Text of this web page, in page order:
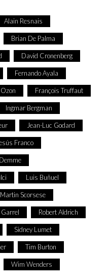
Alain Resnais
Brian De Palma
David Cronenberg
Fernando Ayala
François Truffaut
Ingmar Bergman
Jean-Luc Godard
Franco
Luis Buñuel
Martin Scorsese
Garrel Robert Aldrich
Sidney Lumet
Tim Burton
Wim Wenders